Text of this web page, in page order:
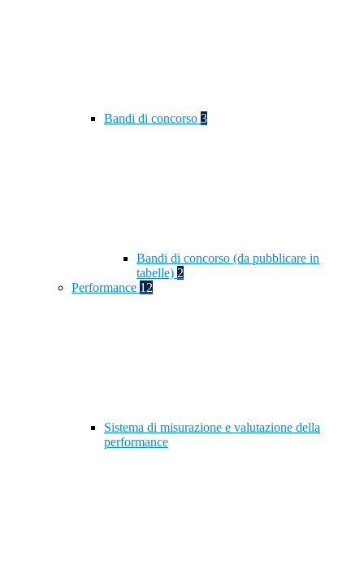
Bandi di concorso 3
Bandi di concorso (da pubblicare in
tabelle) 2
Performance 12
Sistema di misurazione e valutazione della
performance